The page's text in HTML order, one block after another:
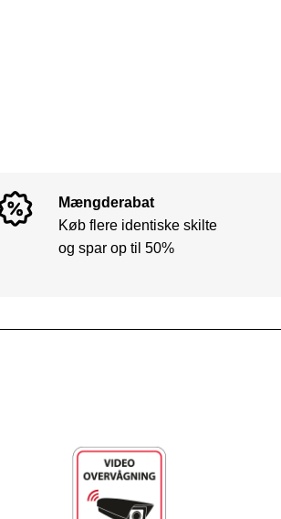
Mængderabat
Køb flere identiske skilte
og spar op til 50%